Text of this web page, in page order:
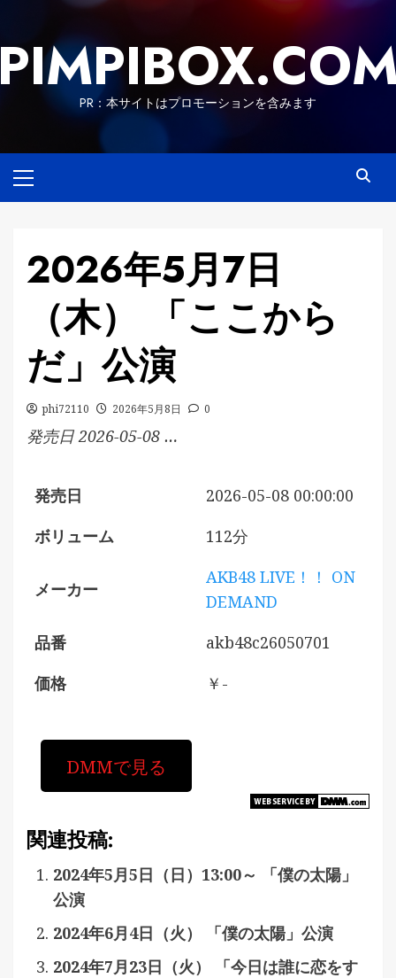
content
PR：本サイトはプロモーションを含みます
Menu
2026年5月7日
（木） 「ここから
だ」公演
phi72110 2026年5月8日 0
発売日 2026-05-08 …
発売日
2026-05-08 00:00:00
ボリューム
112分
メーカー
AKB48 LIVE！！ ON
DEMAND
品番
akb48c26050701
価格
￥-
DMMで見る
関連投稿:
2024年5月5日（日）13:00～ 「僕の太陽」
公演
2024年6月4日（火） 「僕の太陽」公演
2024年7月23日（火） 「今日は誰に恋をす